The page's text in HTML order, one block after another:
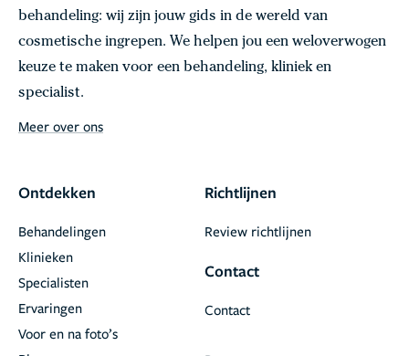
behandeling: wij zijn jouw gids in de wereld van
cosmetische ingrepen. We helpen jou een weloverwogen
keuze te maken voor een behandeling, kliniek en
specialist.
Meer over ons
Ontdekken
Behandelingen
Klinieken
Specialisten
Ervaringen
Voor en na foto’s
Richtlijnen
Review richtlijnen
Contact
Contact